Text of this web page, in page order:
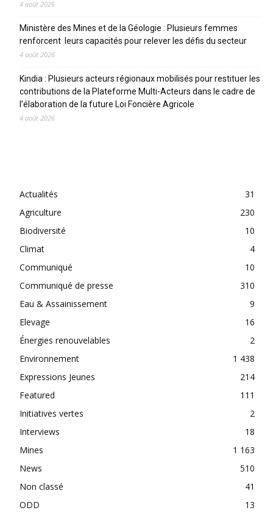
4 août 2026
Ministère des Mines et de la Géologie : Plusieurs femmes
renforcent leurs capacités pour relever les défis du secteur
4 août 2026
Kindia : Plusieurs acteurs régionaux mobilisés pour restituer les
contributions de la Plateforme Multi-Acteurs dans le cadre de
l’élaboration de la future Loi Foncière Agricole
4 août 2026
Actualités
31
Agriculture
230
Biodiversité
10
Climat
4
Communiqué
10
Communiqué de presse
310
Eau & Assainissement
9
Elevage
16
Énergies renouvelables
2
Environnement
1 438
Expressions Jeunes
214
Featured
111
Initiatives vertes
2
Interviews
18
Mines
1 163
News
510
Non classé
41
ODD
13